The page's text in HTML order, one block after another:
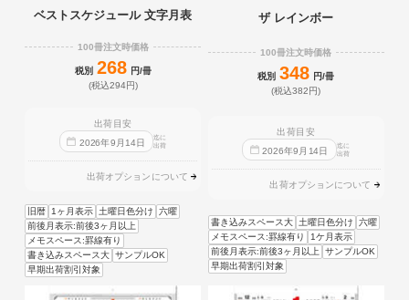
ベストスケジュール 文字月表
100冊注文時価格
税別 268 円/冊
(税込294円)
出荷目安
2026年9 月 14日
迄に
出荷
出荷オプションについて
旧暦 1ヶ月表示 土曜日色分け
六曜
前後月表示:前後3ヶ月以上
メモスペース:罫線有り
書き込みスペース大 サンプルOK
早期出荷割引対象
ザ レインボー
100冊注文時価格
税別 348 円/冊
(税込382円)
出荷目安
2026年9 月 14日
迄に
出荷
出荷オプションについて
書き込みスペース大 土曜日色分け
六曜
メモスペース:罫線有り
1ケ月表示
前後月表示:前後3ヶ月以上 サンプルOK
早期出荷割引対象